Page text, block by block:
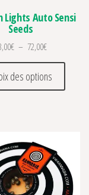
variations. Les
Lights Auto Sensi
Seeds
€ – 72,00€Plage de prix
des options
Ce